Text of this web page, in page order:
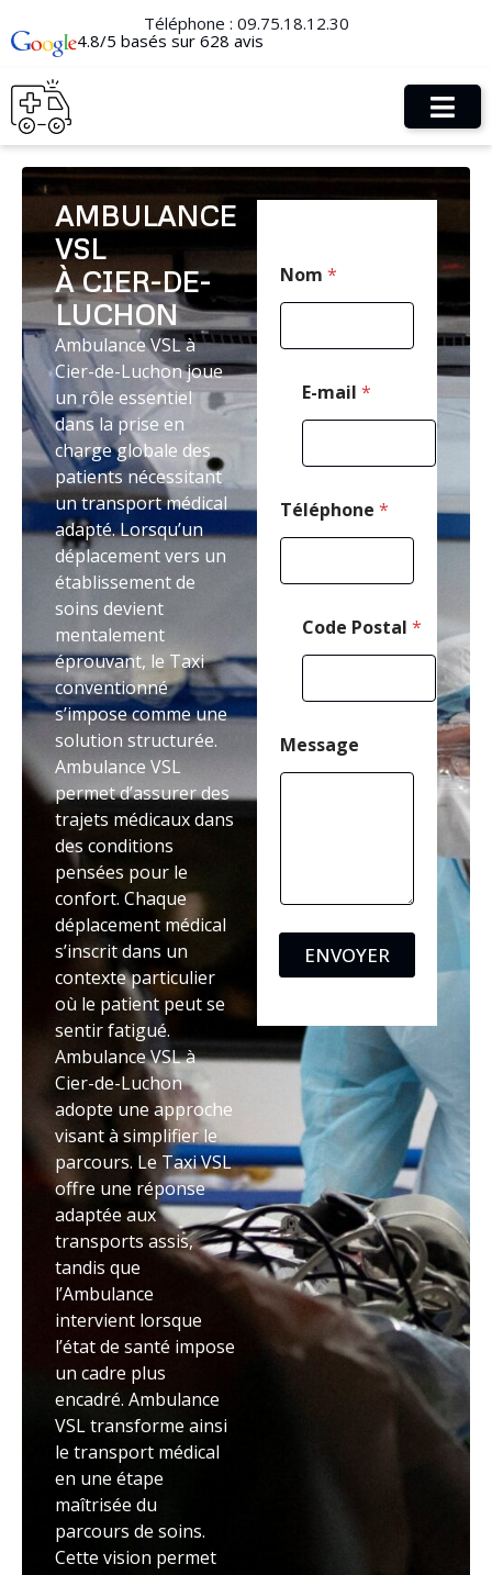
Téléphone : 09.75.18.12.30
4.8/5 basés sur 628 avis
AMBULANCE
VSL
À CIER-DE-
LUCHON
Ambulance VSL à
Cier-de-Luchon joue
un rôle essentiel
dans la prise en
charge globale des
patients nécessitant
un transport médical
adapté. Lorsqu’un
déplacement vers un
établissement de
soins devient
mentalement
éprouvant, le Taxi
conventionné
s’impose comme une
solution structurée.
Ambulance VSL
permet d’assurer des
trajets médicaux dans
des conditions
pensées pour le
confort. Chaque
déplacement médical
s’inscrit dans un
contexte particulier
où le patient peut se
sentir fatigué.
Ambulance VSL à
Cier-de-Luchon
adopte une approche
visant à simplifier le
parcours. Le Taxi VSL
offre une réponse
adaptée aux
transports assis,
tandis que
l’Ambulance
intervient lorsque
l’état de santé impose
un cadre plus
encadré. Ambulance
VSL transforme ainsi
le transport médical
en une étape
maîtrisée du
parcours de soins.
Cette vision permet
Nom *
E-mail *
P
o
s
t
a
l
E
-
m
a
l
*
Téléphone *
Code Postal *
Message
ENVOYER